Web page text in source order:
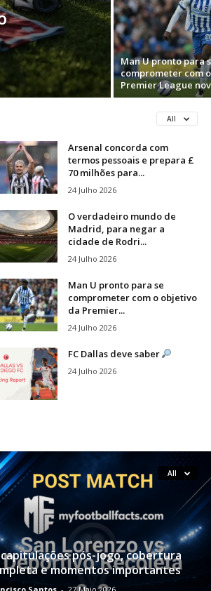
Man U pronto para
comprometer com
Premier League
All
Arsenal concorda com
termos pessoais e prepara £
70 milhões para...
24 Julho 2026
O verdadeiro mundo de
Madrid, para negar a
cidade de Rodri...
24 Julho 2026
Man U pronto para se
comprometer com o objetivo
da Premier...
24 Julho 2026
FC Dallas deve saber
24 Julho 2026
All
pós-jogo, cobertura
e momentos importantes